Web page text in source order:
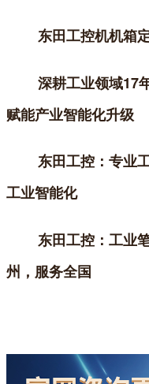
东田工控机机箱
深耕工业领域17
赋能产业智能化升级
东田工控：专业
工业智能化
东田工控：工业
州，服务全国